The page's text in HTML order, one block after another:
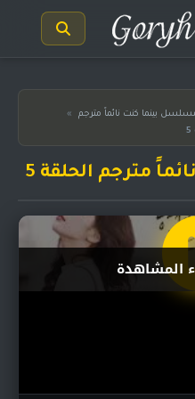
بينما كنت نائماً مترجم
»
مترجم الحلقة 5
المشاهدة